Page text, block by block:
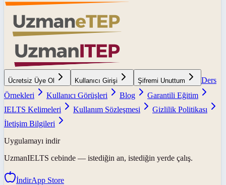
Ücretsiz Üye Ol Kullanıcı Girişi Şifremi Unuttum
Ders
Örnekleri
Kullanıcı Görüşleri Blog
Garantili Eğitim
IELTS Kelimeleri
Kullanım Sözleşmesi
Gizlilik Politikası
İletişim Bilgileri
Uygulamayı indir
UzmanIELTS cebinde — istediğin an, istediğin yerde çalış.
İndirApp Store